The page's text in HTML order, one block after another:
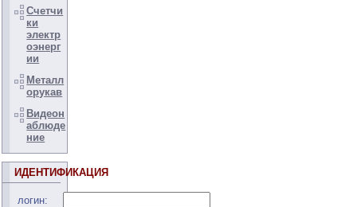
Счетчи
ки
электр
оэнерг
ии
Металл
орукав
Видеон
аблюде
ние
ИДЕНТИФИКАЦИЯ
логин: